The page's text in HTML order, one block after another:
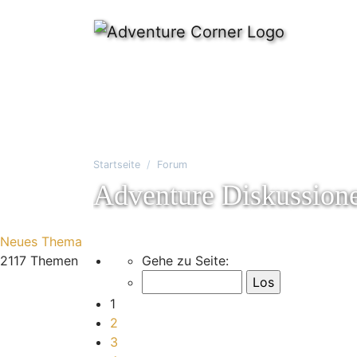
Startseite Forum
Adventure
Neues Thema
2117 Themen
Seite1von71
Gehe zu Seite:
1
2
3